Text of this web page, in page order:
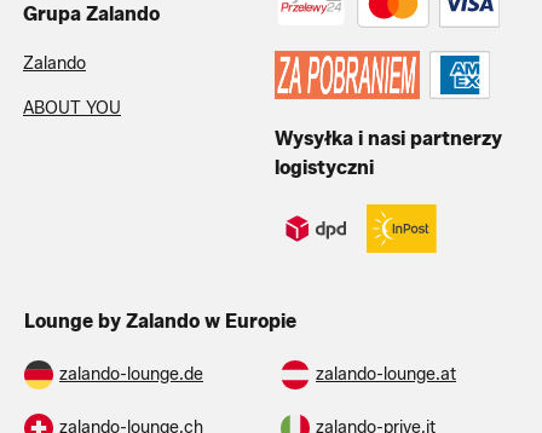
Grupa Zalando
Zalando
ABOUT YOU
Wysyłka i nasi partnerzy
logistyczni
Lounge by Zalando w Europie
zalando-lounge.de zalando-lounge.at
zalando-lounge.ch zalando-prive.it